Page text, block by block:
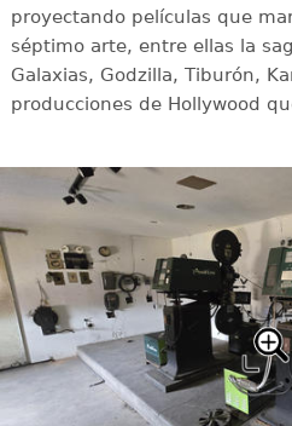
proyectando películas que
séptimo arte, entre ellas la
Galaxias, Godzilla, Tiburón,
producciones de Hollywood